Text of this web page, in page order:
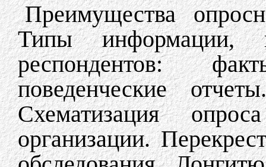
Преимущества
Типы информации,
респондентов:
поведенческие
Схематизация
организации.